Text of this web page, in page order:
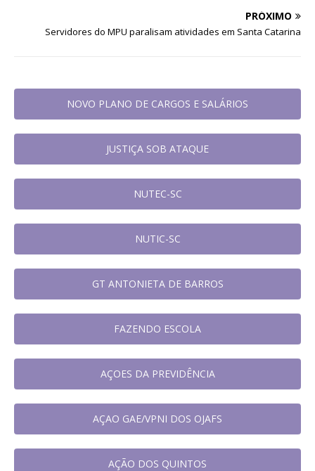
PRÓXIMO
Servidores do MPU paralisam atividades em Santa Catarina
NOVO PLANO DE CARGOS E SALÁRIOS
JUSTIÇA SOB ATAQUE
NUTEC-SC
NUTIC-SC
GT ANTONIETA DE BARROS
FAZENDO ESCOLA
AÇOES DA PREVIDÊNCIA
AÇAO GAE/VPNI DOS OJAFS
AÇÃO DOS QUINTOS